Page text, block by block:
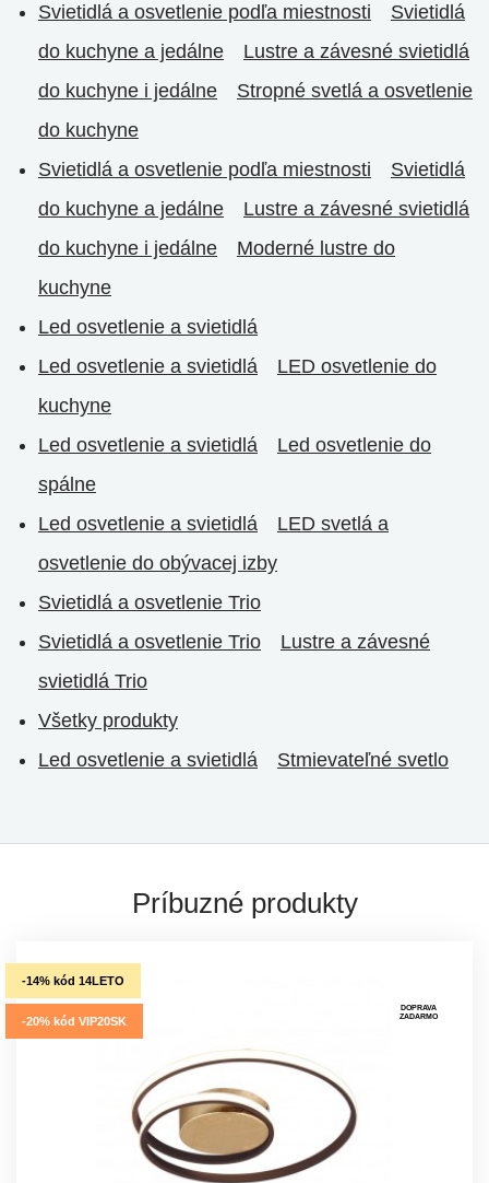
Svietidlá a osvetlenie podľa miestnosti
Svietidlá
do kuchyne a jedálne
Lustre a závesné svietidlá
do kuchyne i jedálne
Stropné svetlá a osvetlenie
do kuchyne
Svietidlá a osvetlenie podľa miestnosti
Svietidlá
do kuchyne a jedálne
Lustre a závesné svietidlá
do kuchyne i jedálne
Moderné lustre do
kuchyne
Led osvetlenie a svietidlá
Led osvetlenie a svietidlá
LED osvetlenie do
kuchyne
Led osvetlenie a svietidlá
Led osvetlenie do
spálne
Led osvetlenie a svietidlá
LED svetlá a
osvetlenie do obývacej izby
Svietidlá a osvetlenie Trio
Svietidlá a osvetlenie Trio
Lustre a závesné
svietidlá Trio
Všetky produkty
Led osvetlenie a svietidlá
Stmievateľné svetlo
Príbuzné produkty
-14% kód 14LETO
-20% kód VIP20SK
DOPRAVA
ZADARMO